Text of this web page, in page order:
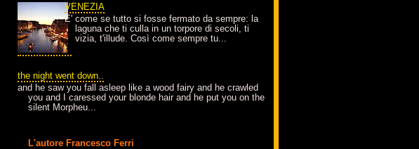
VENEZIA
E' come se tutto si fosse fermato da sempre: la
laguna che ti culla in un torpore di secoli, ti
vizia, t'illude. Così come sempre tu...
the night went down..
and he saw you fall asleep like a wood fairy and he crawled
you and I caressed your blonde hair and he put you on the
silent Morpheu...
L'autore Francesco Ferri